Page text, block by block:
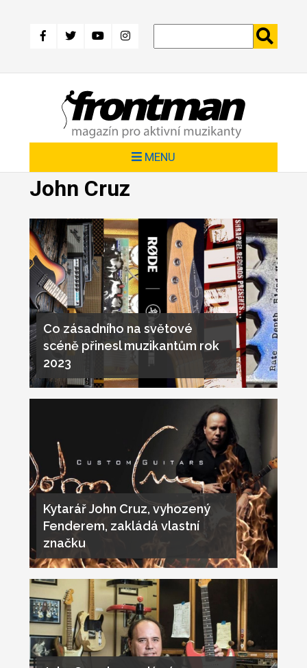
hlavnímu
MENU
John Cruz
Co zásadního na světové
scéně přinesl muzikantům rok
2023
Kytarář John Cruz, vyhozený
Fenderem, zakládá vlastní
značku